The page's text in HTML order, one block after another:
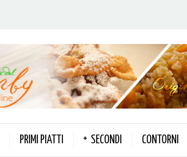
PRIMI PIATTI SECONDI CONTORNI